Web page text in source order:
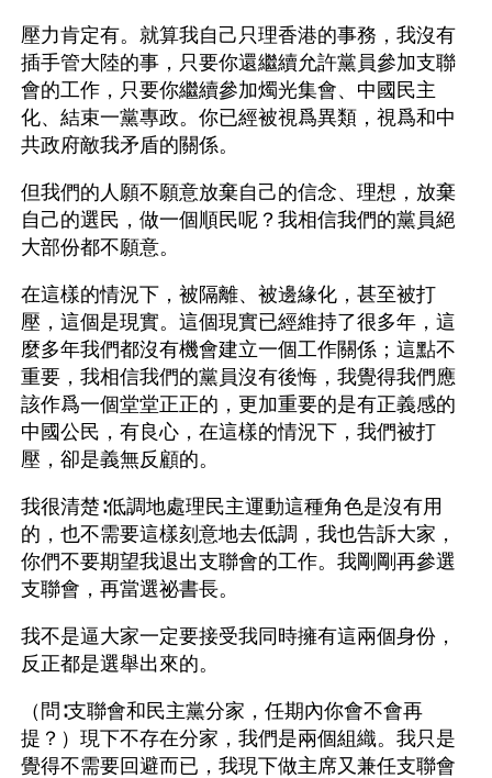
壓力肯定有。就算我自己只理香港的事務，我沒有
插手管大陸的事，只要你還繼續允許黨員參加支聯
會的工作，只要你繼續參加燭光集會、中國民主
化、結束一黨專政。你已經被視爲異類，視爲和中
共政府敵我矛盾的關係。
但我們的人願不願意放棄自己的信念、理想，放棄
自己的選民，做一個順民呢？我相信我們的黨員絕
大部份都不願意。
在這樣的情況下，被隔離、被邊緣化，甚至被打
壓，這個是現實。這個現實已經維持了很多年，這
麼多年我們都沒有機會建立一個工作關係；這點不
重要，我相信我們的黨員沒有後悔，我覺得我們應
該作爲一個堂堂正正的，更加重要的是有正義感的
中國公民，有良心，在這樣的情況下，我們被打
壓，卻是義無反顧的。
我很清楚∶低調地處理民主運動這種角色是沒有用
的，也不需要這樣刻意地去低調，我也告訴大家，
你們不要期望我退出支聯會的工作。我剛剛再參選
支聯會，再當選祕書長。
我不是逼大家一定要接受我同時擁有這兩個身份，
反正都是選舉出來的。
（問∶支聯會和民主黨分家，任期內你會不會再
提？）現下不存在分家，我們是兩個組織。我只是
覺得不需要回避而已，我現下做主席又兼任支聯會